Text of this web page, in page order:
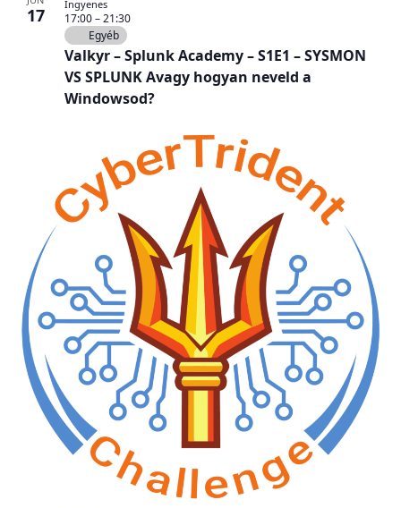
17
Valkyr – Splunk Academy – S1E1 – SYSMON
VS SPLUNK Avagy hogyan neveld a
Windowsod?
17:00–21:30
Egyéb
Ingyenes